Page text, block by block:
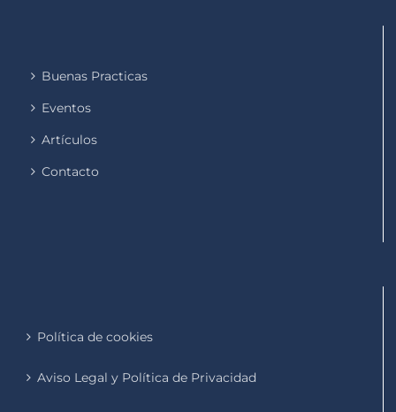
Buenas Practicas
Eventos
Artículos
Contacto
Política de cookies
Aviso Legal y Política de Privacidad